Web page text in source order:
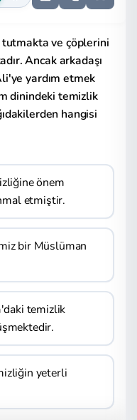
tutmakta ve çöplerini
Ancak arkadaşı
yardım etmek
dinindeki temizlik
hangisi
önem
etmiştir.
bir Müslüman
temizlik
yeterli